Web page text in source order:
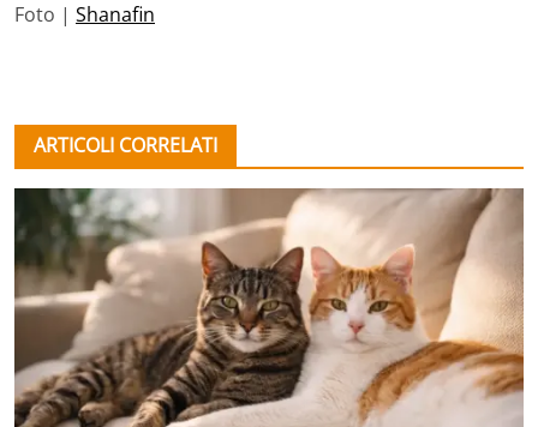
Foto | Shanafin
ARTICOLI CORRELATI